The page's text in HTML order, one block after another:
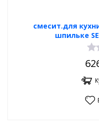
смесит.для
шпильке SE